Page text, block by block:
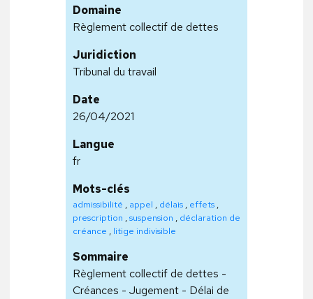
Domaine
Règlement collectif de dettes
Juridiction
Tribunal du travail
Date
26/04/2021
Langue
fr
Mots-clés
admissibilité , appel , délais , effets ,
prescription ,suspension , déclaration de
créance , litige indivisible
Sommaire
Règlement collectif de dettes -
Créances - Jugement - Délai de